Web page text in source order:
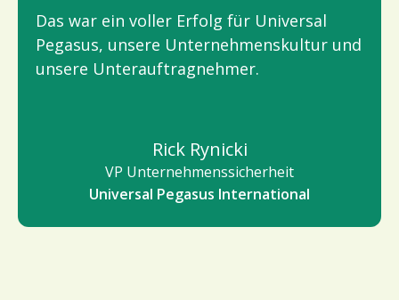
Das war ein voller Erfolg für Universal
Pegasus, unsere Unternehmenskultur und
unsere Unterauftragnehmer.
Rick Rynicki
VP Unternehmenssicherheit
Universal Pegasus International